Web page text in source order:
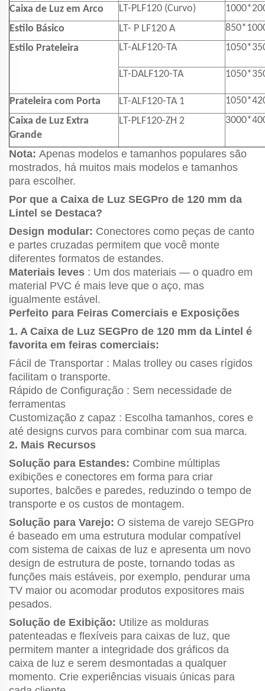
Caixa de Luz em Arco
LT-PLF120 (Curvo)
Estilo Básico
LT- P LF120 A
Estilo Prateleira
LT-ALF120-TA
LT-DALF120-TA
Prateleira com Porta LT-ALF120-TA 1
Caixa de Luz Extra
Grande
LT-PLF120-ZH 2
Nota: Apenas modelos e tamanhos populares são
mostrados, há muitos mais modelos e tamanhos
para escolher.
Por que a Caixa de Luz SEGPro de 120 mm da
Lintel se Destaca?
Design modular: Conectores como peças de canto
e partes cruzadas permitem que você monte
diferentes formatos de estandes.
Materiais leves : Um dos materiais — o quadro em
material PVC é mais leve que o aço, mas
igualmente estável.
Perfeito para Feiras Comerciais e Exposições
1. A Caixa de Luz SEGPro de 120 mm da Lintel é
favorita em feiras comerciais:
Fácil de Transportar : Malas trolley ou cases rígidos
facilitam o transporte.
Rápido de Configuração : Sem necessidade de
ferramentas
Customização z capaz : Escolha tamanhos, cores e
até designs curvos para combinar com sua marca.
2. Mais Recursos
Solução para Estandes: Combine múltiplas
exibições e conectores em forma para criar
suportes, balcões e paredes, reduzindo o tempo de
transporte e os custos de montagem.
Solução para Varejo: O sistema de varejo SEGPro
é baseado em uma estrutura modular compatível
com sistema de caixas de luz e apresenta um novo
design de estrutura de poste, tornando todas as
funções mais estáveis, por exemplo, pendurar uma
TV maior ou acomodar produtos expositores mais
pesados.
Solução de Exibição: Utilize as molduras
patenteadas e flexíveis para caixas de luz, que
permitem manter a integridade dos gráficos da
caixa de luz e serem desmontadas a qualquer
momento. Crie experiências visuais únicas para